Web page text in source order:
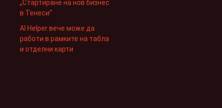
„Стартиране на нов бизнес
в Тенеси“
AI Helper вече може да
работи в рамките на табла
и отделни карти